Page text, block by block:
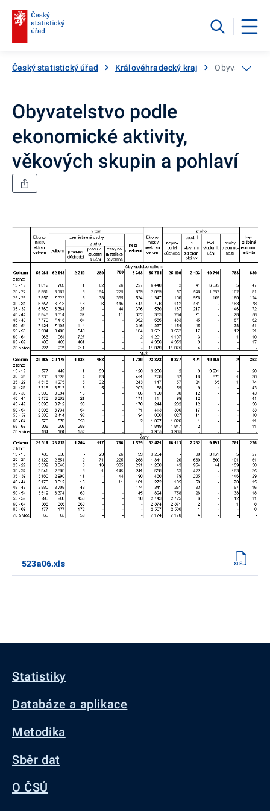
Český statistický úřad Královéhradecký kraj Obyvatelstvo
Obyvatelstvo podle
ekonomické aktivity,
věkových skupin a pohlaví
523a06.xls
Statistiky
Databáze a aplikace
Metodika
Sběr dat
O ČSÚ